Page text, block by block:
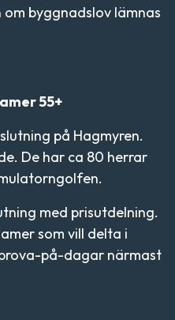
byggnadslov lämnas
och Damer 55+
på Hagmyren.
De har ca 80 herrar
med prisutdelning.
som vill delta i
på-dagar närmast